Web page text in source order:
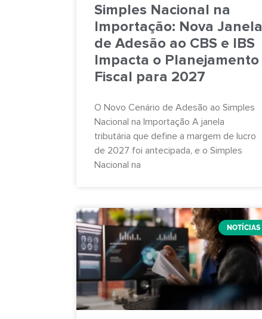
Simples Nacional na
Importação: Nova Janela
de Adesão ao CBS e IBS
Impacta o Planejamento
Fiscal para 2027
O Novo Cenário de Adesão ao Simples
Nacional na Importação A janela
tributária que define a margem de lucro
de 2027 foi antecipada, e o Simples
Nacional na
NOTÍCIAS